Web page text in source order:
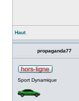
Haut
propaganda77
Sport Dynamique